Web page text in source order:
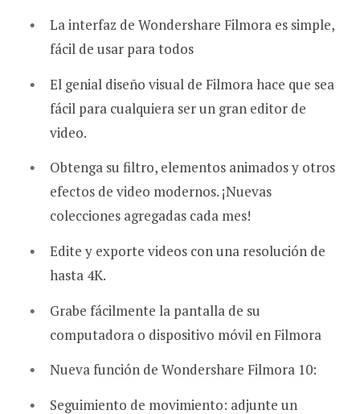
La interfaz de Wondershare Filmora es simple,
fácil de usar para todos
El genial diseño visual de Filmora hace que sea
fácil para cualquiera ser un gran editor de
video.
Obtenga su filtro, elementos animados y otros
efectos de video modernos. ¡Nuevas
colecciones agregadas cada mes!
Edite y exporte videos con una resolución de
hasta 4K.
Grabe fácilmente la pantalla de su
computadora o dispositivo móvil en Filmora
Nueva función de Wondershare Filmora 10:
Seguimiento de movimiento: adjunte un